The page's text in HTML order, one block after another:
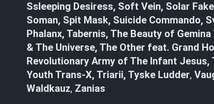
Ssleeping Desiress, Soft Vein, Solar
Soman, Spit Mask, Suicide Commando,
Phalanx, Tabernis, The Beauty of
& The Universe, The Other feat. Grand
Revolutionary Army of The Infant Jesus,
Youth Trans-X, Triarii, Tyske Ludder,
Waldkauz, Zanias